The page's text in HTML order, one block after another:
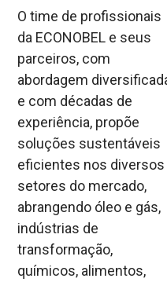
O time de profissionais
da ECONOBEL e seus
parceiros, com
abordagem
e com décadas de
experiência, propõe
soluções sustentáveis
eficientes nos diversos
setores do mercado,
abrangendo óleo e gás,
indústrias de
transformação,
químicos, alimentos,